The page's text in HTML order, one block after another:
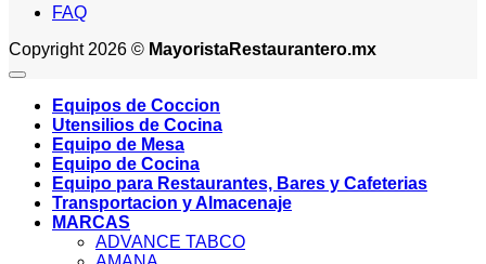
FAQ
Copyright 2026 © MayoristaRestaurantero.mx
Equipos de Coccion
Utensilios de Cocina
Equipo de Mesa
Equipo de Cocina
Equipo para Restaurantes, Bares y Cafeterias
Transportacion y Almacenaje
MARCAS
ADVANCE TABCO